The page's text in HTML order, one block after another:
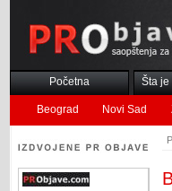
Početna Šta je
Beograd Novi Sad